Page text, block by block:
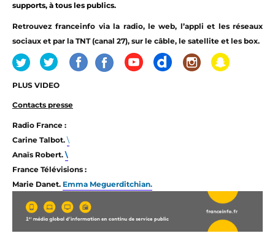
supports, à tous les publics.
Retrouvez franceinfo via la radio, le web, l’appli et les réseaux
sociaux et par la TNT (canal 27), sur le câble, le satellite et les box.
PLUS VIDEO
Contacts presse
Radio France :
Carine Talbot.\
Anaïs Robert. \
France Télévisions :
Marie Danet. Emma Meguerditchian.